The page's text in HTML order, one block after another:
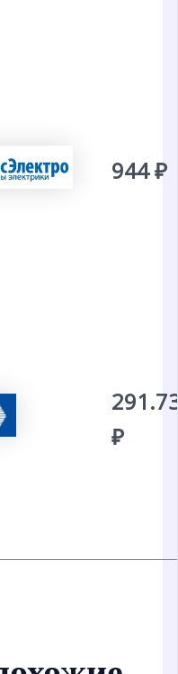
944 ₽
₽